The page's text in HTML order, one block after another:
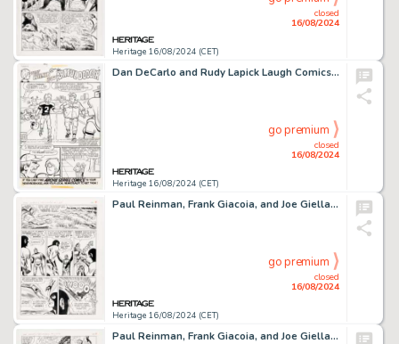
Heritage 16/08/2024 (CET)
closed
16/08/2024
Dan DeCarlo and Rudy Lapick Laugh Comics #360 Complete 6-Page Story "The Artful Dodger" Original Art (Archie, 1981). (Total: 6 Original Art)
Heritage 16/08/2024 (CET)
closed
16/08/2024
go premium
Paul Reinman, Frank Giacoia, and Joe Giella The Mighty Crusaders #1 Story Page 4 Original Art (Archie, 1965).
Heritage 16/08/2024 (CET)
closed
16/08/2024
go premium
Paul Reinman, Frank Giacoia, and Joe Giella The Mighty Crusaders #1 Story Page 3 Original Art (Archie, 1965).